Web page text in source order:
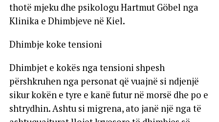
thotë mjeku dhe psikologu Hartmut Göbel nga
Klinika e Dhimbjeve në Kiel.
Dhimbje koke tensioni
Dhimbjet e kokës nga tensioni shpesh
përshkruhen nga personat që vuajnë si ndjenjë
sikur kokën e tyre e kanë futur në morsë dhe po e
shtrydhin. Ashtu si migrena, ato janë një nga të